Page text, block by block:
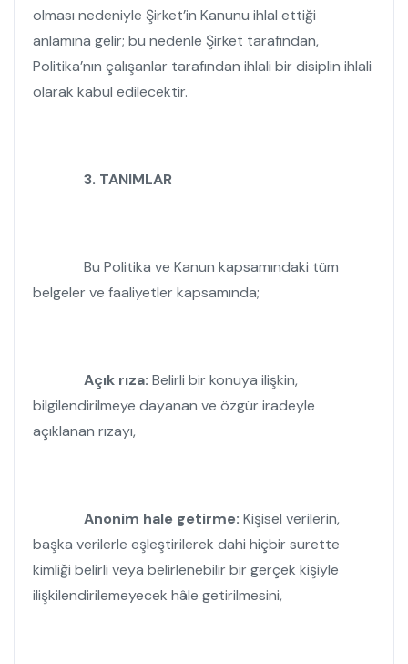
olması nedeniyle Şirket’in Kanunu ihlal ettiği
anlamına gelir; bu nedenle Şirket tarafından,
Politika’nın çalışanlar tarafından ihlali bir disiplin ihlali
olarak kabul edilecektir.
3. TANIMLAR
Bu Politika ve Kanun kapsamındaki tüm
belgeler ve faaliyetler kapsamında;
Açık rıza: Belirli bir konuya ilişkin,
bilgilendirilmeye dayanan ve özgür iradeyle
açıklanan rızayı,
Anonim hale getirme: Kişisel verilerin,
başka verilerle eşleştirilerek dahi hiçbir surette
kimliği belirli veya belirlenebilir bir gerçek kişiyle
ilişkilendirilemeyecek hâle getirilmesini,